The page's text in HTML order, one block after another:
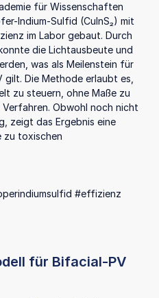
für Wissenschaften
Indium-Sulfid (CuInS₂) mit
im Labor gebaut. Durch
die Lichtausbeute und
was als Meilenstein für
Die Methode erlaubt es,
zu steuern, ohne Maße zu
Obwohl noch nicht
zeigt das Ergebnis eine
zu toxischen
#effizienz
für Bifacial-PV